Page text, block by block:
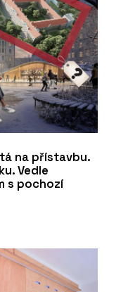
na přístavbu.
Vedle
s pochozí